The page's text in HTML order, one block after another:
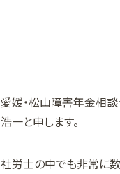
愛媛・松山障害年金相
浩一と申します。
社労士の中でも非常に